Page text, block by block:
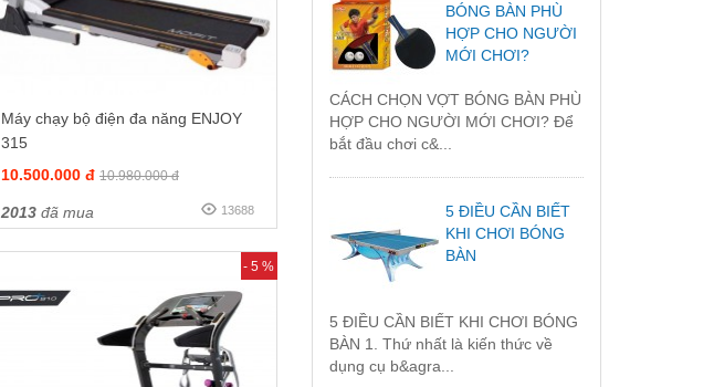
Máy chạy bộ điện đa năng ENJOY
315
10.500.000 đ 10.980.000 đ
2013đã mua 13688
- 5 %
BÓNG BÀN PHÙ
HỢP CHO NGƯỜI
MỚI CHƠI?
CÁCH CHỌN VỢT BÓNG BÀN PHÙ
HỢP CHO NGƯỜI MỚI CHƠI? Để
bắt đầu chơi c&...
5 ĐIỀU CẦN BIẾT
KHI CHƠI BÓNG
BÀN
5 ĐIỀU CẦN BIẾT KHI CHƠI BÓNG
BÀN 1. Thứ nhất là kiến thức về
dụng cụ b&agra...